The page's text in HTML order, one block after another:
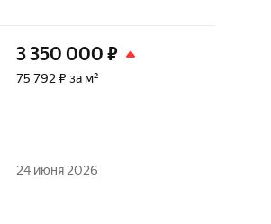
3 350 000 ₽
75 792 ₽ за м²
24 июня 2026